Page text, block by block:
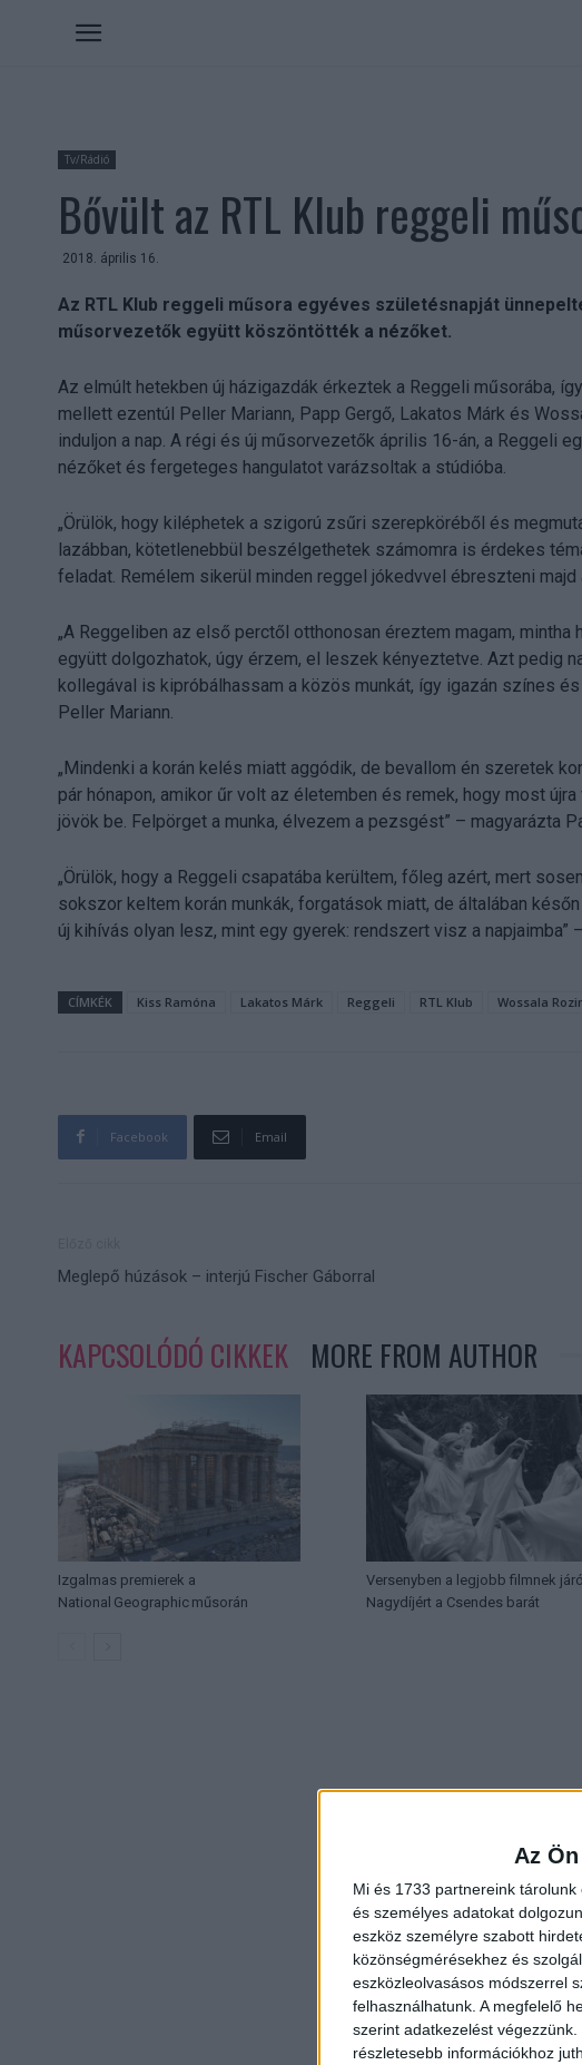
Az
Mi és 1733 partnereink
és személyes adatokat
eszköz személyre szabott
közönségmérésekhez és
eszközleolvasásos módszerrel
felhasználhatunk. A megfelelő
szerint adatkezelést
részletesebb információkhoz
Tv/Rádió
Bővült az RTL Klub reggeli
2018. április 16.
Az RTL Klub reggeli műsora egyéves születésnapját
műsorvezetők együtt köszöntötték a nézőket.
Az elmúlt hetekben új házigazdák érkeztek a Reggeli műsorába,
mellett ezentúl Peller Mariann, Papp Gergő, Lakatos Márk és
induljon a nap. A régi és új műsorvezetők április 16-án, a Reggeli
nézőket és fergeteges hangulatot varázsoltak a stúdióba.
„Örülök, hogy kiléphetek a szigorú zsűri szerepköréből és
lazábban, kötetlenebbül beszélgethetek számomra is érdekes
feladat. Remélem sikerül minden reggel jókedvvel ébreszteni majd
„A Reggeliben az első perctől otthonosan éreztem magam,
együtt dolgozhatok, úgy érzem, el leszek kényeztetve. Azt pedig
kollegával is kipróbálhassam a közös munkát, így igazán színes
Peller Mariann.
„Mindenki a korán kelés miatt aggódik, de bevallom én szeretek
pár hónapon, amikor űr volt az életemben és remek, hogy most
jövök be. Felpörget a munka, élvezem a pezsgést” – magyarázta
„Örülök, hogy a Reggeli csapatába kerültem, főleg azért, mert
sokszor keltem korán munkák, forgatások miatt, de általában
új kihívás olyan lesz, mint egy gyerek: rendszert visz a napjaimba”
CÍMKÉK Kiss Ramóna Lakatos Márk Reggeli RTL Klub Wossala
Facebook Email
Meglepő húzások – interjú Fischer Gáborral
KAPCSOLÓDÓ CIKKEK MORE FROM AUTHOR
Izgalmas premierek a
National Geographic műsorán
Versenyben a legjobb filmnek járó
Nagydíjért a Csendes barát